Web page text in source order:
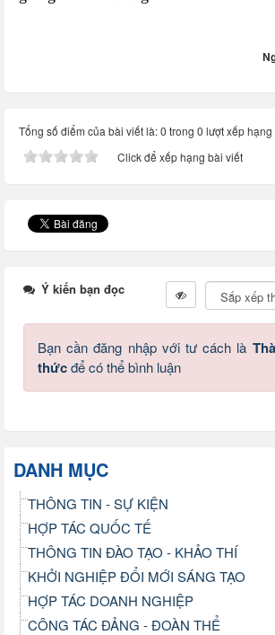
Tổng số điểm của bài viết là: 0 trong 0 lượt xếp hạng
Click để xếp hạng bài viết
Ý kiến bạn đọc
Bạn cần đăng nhập với tư cách là
thứcđể có thể bình luận
DANH MỤC
THÔNG TIN - SỰ KIỆN
HỢP TÁC QUỐC TẾ
THÔNG TIN ĐÀO TẠO - KHẢO THÍ
KHỞI NGHIỆP ĐỔI MỚI SÁNG TẠO
HỢP TÁC DOANH NGHIỆP
CÔNG TÁC ĐẢNG - ĐOÀN THỂ